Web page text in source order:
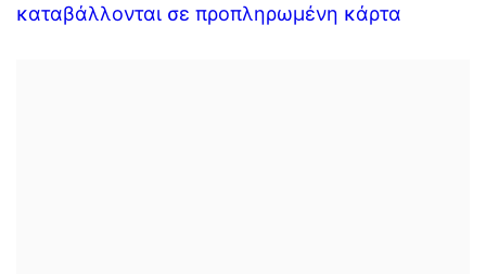
καταβάλλονται σε προπληρωμένη κάρτα